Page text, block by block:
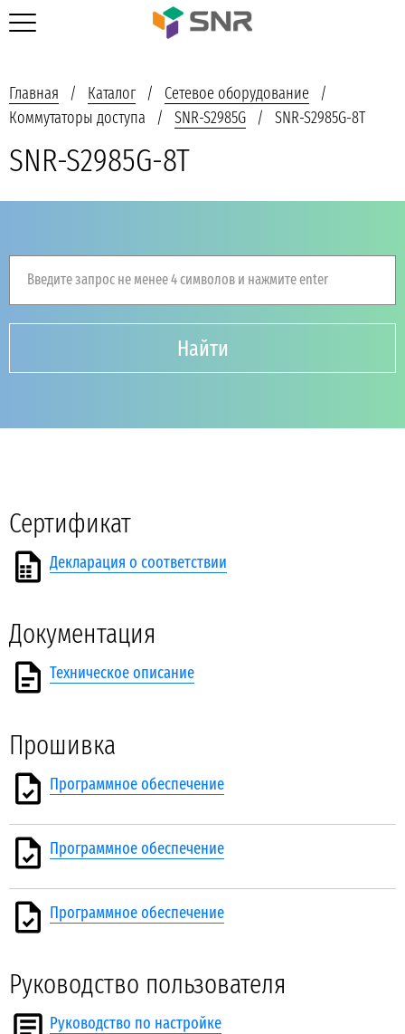
Главная Каталог
Сетевое оборудование
Коммутаторы доступа
SNR-S2985G SNR-S2985G-8T
SNR-S2985G-8T
Введите запрос не менее 4 символов и нажмите enter
Найти
Сертификат
Декларация о соответствии
Документация
Техническое описание
Прошивка
Программное обеспечение
Программное обеспечение
Программное обеспечение
Руководство пользователя
Руководство по настройке